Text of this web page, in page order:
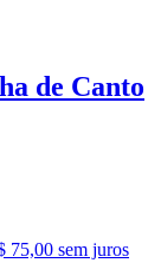
de Canto
75,00 sem juros